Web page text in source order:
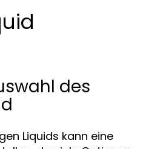
des
Liquids kann eine